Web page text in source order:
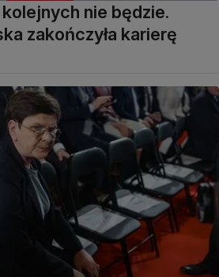
nie będzie.
zakończyła karierę